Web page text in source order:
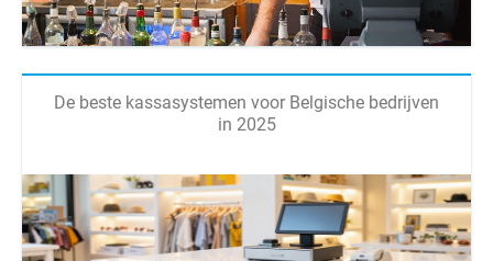
De beste kassasystemen voor Belgische bedrijven
in 2025